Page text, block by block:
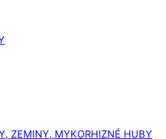
ZEMINY, MYKORHIZNÉ HUBY